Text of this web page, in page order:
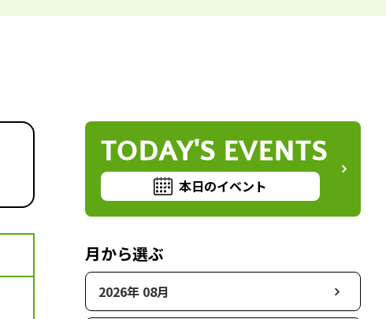
TODAY'S EVENTS
本日のイベント
月から選ぶ
2026年 08月